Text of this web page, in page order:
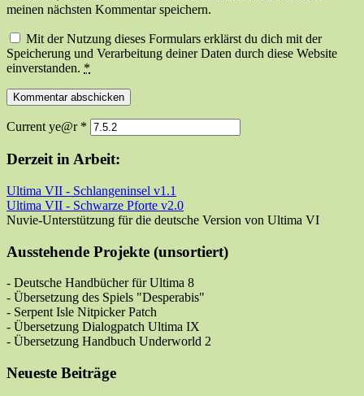
meinen nächsten Kommentar speichern.
Mit der Nutzung dieses Formulars erklärst du dich mit der
Speicherung und Verarbeitung deiner Daten durch diese Website
einverstanden. *
Current ye@r *
Derzeit in Arbeit:
Ultima VII - Schlangeninsel v1.1
Ultima VII - Schwarze Pforte v2.0
Nuvie-Unterstützung für die deutsche Version von Ultima VI
Ausstehende Projekte (unsortiert)
- Deutsche Handbücher für Ultima 8
- Übersetzung des Spiels "Desperabis"
- Serpent Isle Nitpicker Patch
- Übersetzung Dialogpatch Ultima IX
- Übersetzung Handbuch Underworld 2
Neueste Beiträge